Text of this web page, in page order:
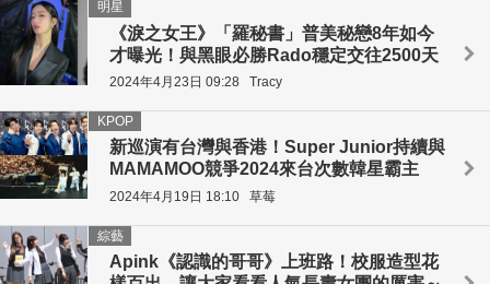
《淚之女王》「羅秘書」普美秘戀8年如今
才曝光！與黑眼必勝Rado穩定交往2500天
明星
2024年4月23日 09:28 Tracy
新巡演有台灣與香港！Super Junior持續與
MAMAMOO競爭2024來台次數韓星霸主
KPOP
2024年4月19日 18:10 草莓
Apink《認識的哥哥》上班路！校服造型花
綜藝